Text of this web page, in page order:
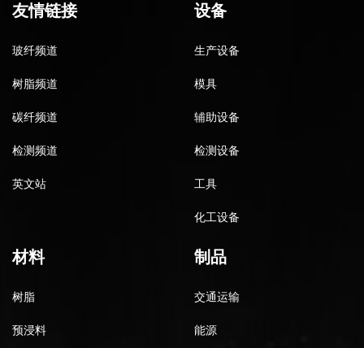
友情链接
玻纤频道
树脂频道
碳纤频道
检测频道
英文站
设备
生产设备
模具
辅助设备
检测设备
工具
化工设备
材料
树脂
预浸料
制品
交通运输
能源